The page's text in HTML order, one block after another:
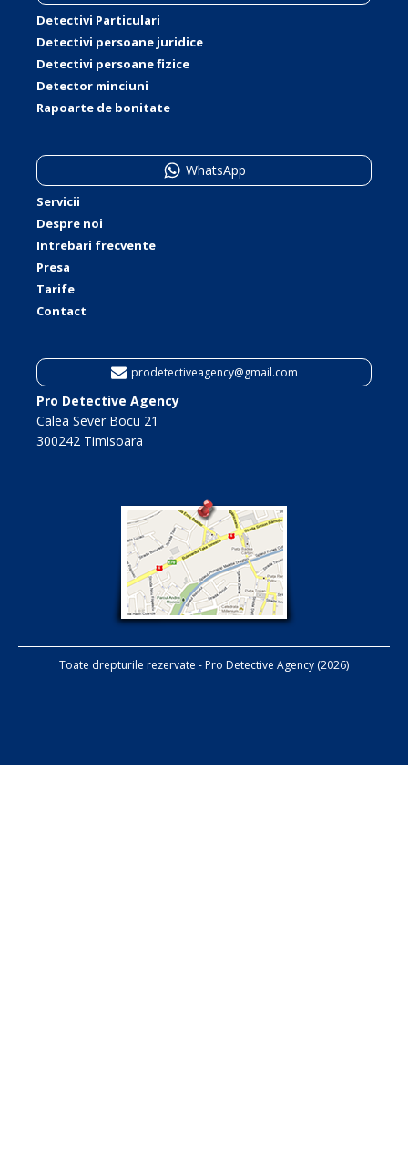
Detectivi Particulari
Detectivi persoane juridice
Detectivi persoane fizice
Detector minciuni
Rapoarte de bonitate
WhatsApp
Servicii
Despre noi
Intrebari frecvente
Presa
Tarife
Contact
prodetectiveagency@gmail.com
Pro Detective Agency
Calea Sever Bocu 21
300242 Timisoara
Toate drepturile rezervate - Pro Detective Agency (2026)